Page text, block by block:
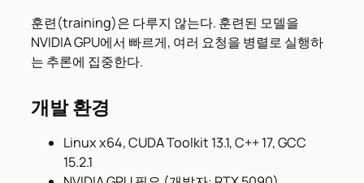
훈련(training)은 다루지 않는다. 훈련된 모델을
NVIDIA GPU에서 빠르게, 여러 요청을 병렬로 실행하
는 추론에 집중한다.
개발 환경
Linux x64, CUDA Toolkit 13.1, C++ 17, GCC
15.2.1